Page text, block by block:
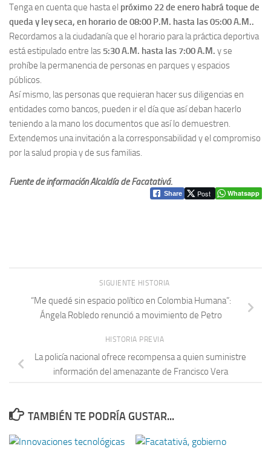
Tenga en cuenta que hasta el próximo 22 de enero habrá toque de
queda y ley seca, en horario de 08:00 P.M. hasta las 05:00 A.M..
Recordamos a la ciudadanía que el horario para la práctica deportiva
está estipulado entre las 5:30 A.M. hasta las 7:00 A.M. y se
prohíbe la permanencia de personas en parques y espacios
públicos.
Así mismo, las personas que requieran hacer sus diligencias en
entidades como bancos, pueden ir el día que así deban hacerlo
teniendo a la mano los documentos que así lo demuestren.
Extendemos una invitación a la corresponsabilidad y el compromiso
por la salud propia y de sus familias.
Fuente de información Alcaldía de Facatativá.
Share Post Whatsapp
SIGUIENTE HISTORIA
“Me quedé sin espacio político en Colombia Humana”:
Ángela Robledo renunció a movimiento de Petro
HISTORIA PREVIA
La policía nacional ofrece recompensa a quien suministre
información del amenazante de Francisco Vera
TAMBIÉN TE PODRÍA GUSTAR...